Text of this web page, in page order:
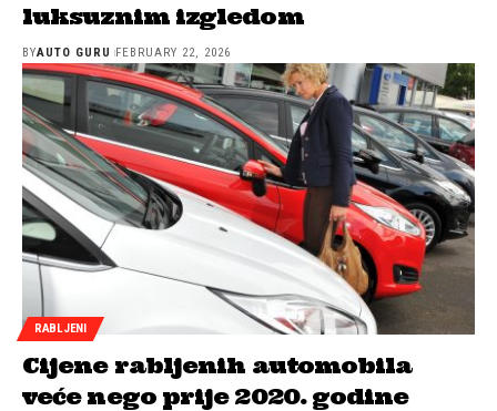
luksuznim izgledom
BYAUTO GURU FEBRUARY 22, 2026
RABLJENI
Cijene rabljenih automobila
veće nego prije 2020. godine